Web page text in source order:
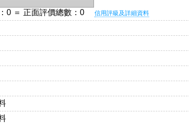
0 ＝ 正面評價總數：0 信用評級及詳細資料